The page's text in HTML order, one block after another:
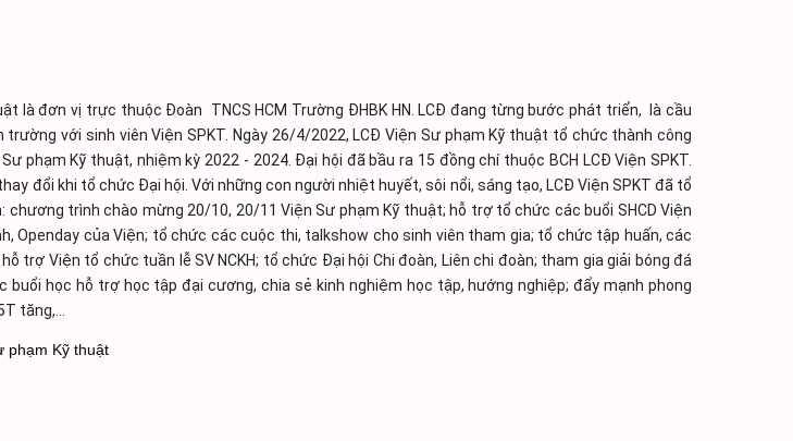
là đơn vị trực thuộc Đoàn  TNCS HCM Trường ĐHBK HN. LCĐ đang từng bước phát triển,  là cầu
với sinh viên Viện SPKT. Ngày 26/4/2022, LCĐ Viện Sư phạm Kỹ thuật tổ chức thành công
phạm Kỹ thuật, nhiệm kỳ 2022 - 2024. Đại hội đã bầu ra 15 đồng chí thuộc BCH LCĐ Viện SPKT.
đổi khi tổ chức Đại hội. Với những con người nhiệt huyết, sôi nổi, sáng tạo, LCĐ Viện SPKT đã tổ
trình chào mừng 20/10, 20/11 Viện Sư phạm Kỹ thuật; hỗ trợ tổ chức các buổi SHCD Viện
Openday của Viện; tổ chức các cuộc thi, talkshow cho sinh viên tham gia; tổ chức tập huấn, các
trợ Viện tổ chức tuần lễ SV NCKH; tổ chức Đại hội Chi đoàn, Liên chi đoàn; tham gia giải bóng đá
buổi học hỗ trợ học tập đại cương, chia sẻ kinh nghiệm học tập, hướng nghiệp; đẩy mạnh phong
tăng,...
phạm Kỹ thuật